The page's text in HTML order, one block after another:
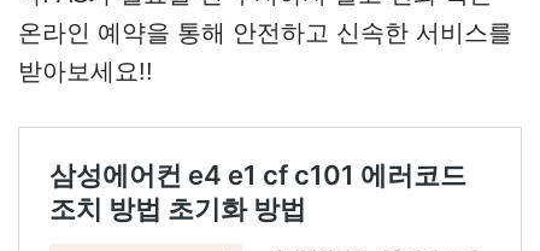
온라인 예약을 통해 안전하고 신속한 서비스를
받아보세요!!